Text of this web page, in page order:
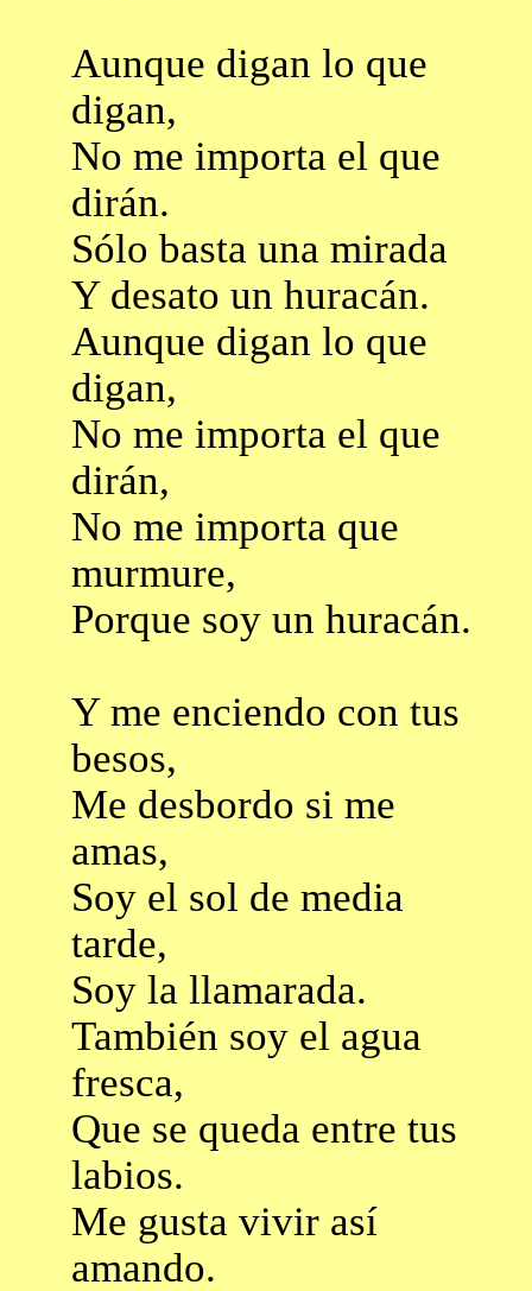
Aunque digan lo que
digan,
No me importa el que
dirán.
Sólo basta una mirada
Y desato un huracán.
Aunque digan lo que
digan,
No me importa el que
dirán,
No me importa que
murmure,
Porque soy un huracán.
Y me enciendo con tus
besos,
Me desbordo si me
amas,
Soy el sol de media
tarde,
Soy la llamarada.
También soy el agua
fresca,
Que se queda entre tus
labios.
Me gusta vivir así
amando.